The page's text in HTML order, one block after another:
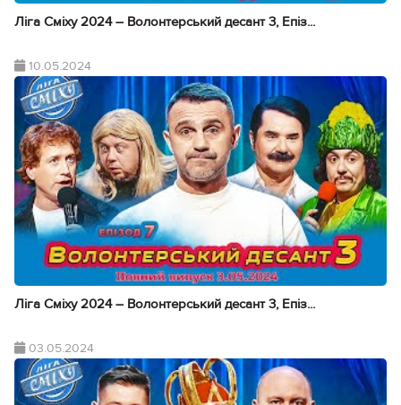
Ліга Сміху 2024 – Волонтерський десант 3, Епіз...
10.05.2024
Ліга Сміху 2024 – Волонтерський десант 3, Епіз...
03.05.2024